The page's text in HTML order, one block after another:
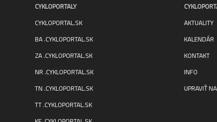
CYKLOPORTALY
CYKLOPORTAL.SK
BA .CYKLOPORTAL.SK
ZA .CYKLOPORTAL.SK
NR .CYKLOPORTAL.SK
TN .CYKLOPORTAL.SK
TT .CYKLOPORTAL.SK
AKTUALITY
KALENDÁR
KONTAKT
INFO
UPRAVIŤ